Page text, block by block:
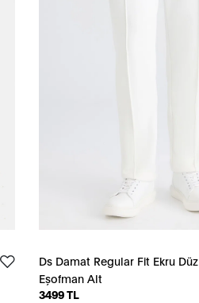
Ds Damat Regular Fit Ekru Düz
Eşofman Alt
3499 TL